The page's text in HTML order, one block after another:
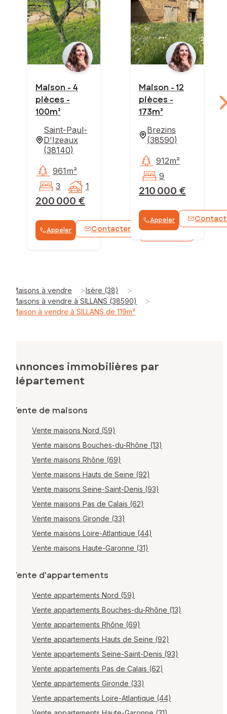
Maison - 4
pièces -
100m²
Saint-Paul-
D'Izeaux
(38140)
200 000 €
961m²
3
1
Appeler Contacter WhatsApp
Maison - 12
pièces -
173m²
Brezins
(38590)
210 000 €
912m²
9
Appeler
Maisons à vendre >Isère (38) >
Maisons à vendre à SILLANS (38590) >
Maison à vendre à SILLANS de 119m²
Annonces immobilières par
département
Vente de maisons
Vente maisons Nord (59)
Vente maisons Bouches-du-Rhône (13)
Vente maisons Rhône (69)
Vente maisons Hauts de Seine (92)
Vente maisons Seine-Saint-Denis (93)
Vente maisons Pas de Calais (62)
Vente maisons Gironde (33)
Vente maisons Loire-Atlantique (44)
Vente maisons Haute-Garonne (31)
Vente d'appartements
Vente appartements Nord (59)
Vente appartements Bouches-du-Rhône (13)
Vente appartements Rhône (69)
Vente appartements Hauts de Seine (92)
Vente appartements Seine-Saint-Denis (93)
Vente appartements Pas de Calais (62)
Vente appartements Gironde (33)
Vente appartements Loire-Atlantique (44)